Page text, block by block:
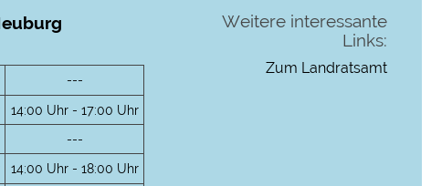
---
14:00 Uhr - 17:00 Uhr
---
14:00 Uhr - 18:00 Uhr
Weitere interessante
Links:
Zum Landratsamt